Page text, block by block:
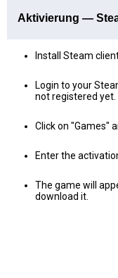
Aktivierung —
Install Steam
Login to your
not registered yet.
Click on "Games"
Enter the
The game will
download it.